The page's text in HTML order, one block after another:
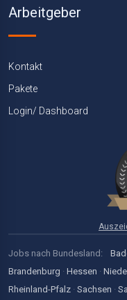
Arbeitgeber
Kontakt
Pakete
Login/ Dashboard
Jobs nach Bundesland:
Brandenburg · Hessen ·
Rheinland-Pfalz · Sachsen ·